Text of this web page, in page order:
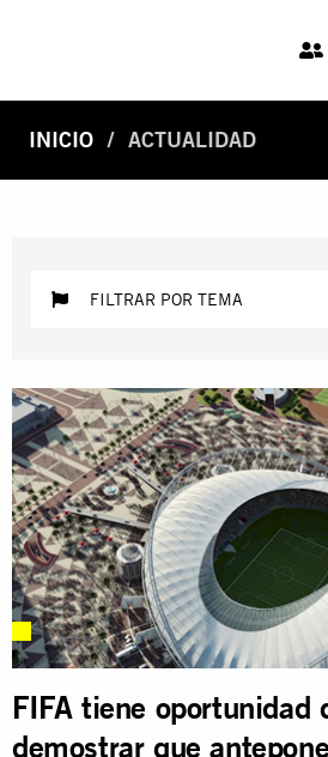
INICIO ACTUALIDAD
FILTRAR POR TEMA
FIFA tiene oportunidad
demostrar que